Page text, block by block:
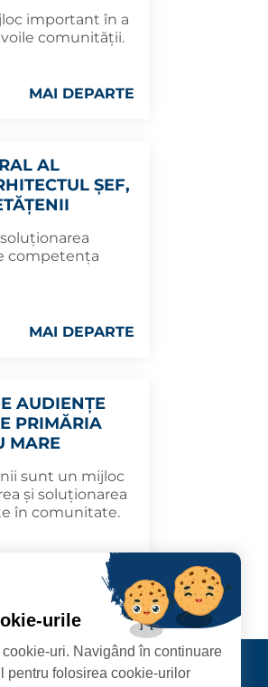
important în a
comunității.
MAI DEPARTE
AL
ȘEF,
competența
MAI DEPARTE
AUDIENȚE
PRIMĂRIA
MARE
sunt un mijloc
și soluționarea
în comunitate.
MAI DEPARTE
Contact
urile
uri. Navigând în continuare
pentru folosirea cookie-urilor